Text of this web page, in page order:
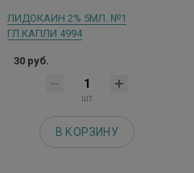
ЛИДОКАИН 2% 5МЛ. №1
ГЛ.КАПЛИ 4994
30 руб.
шт
В КОРЗИНУ